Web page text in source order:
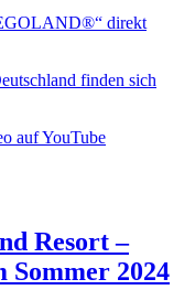
direkt
finden sich
auf YouTube
Resort –
Sommer 2024